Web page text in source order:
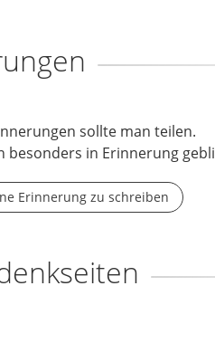
sollte man teilen.
besonders in Erinnerung
Erinnerung zu schreiben